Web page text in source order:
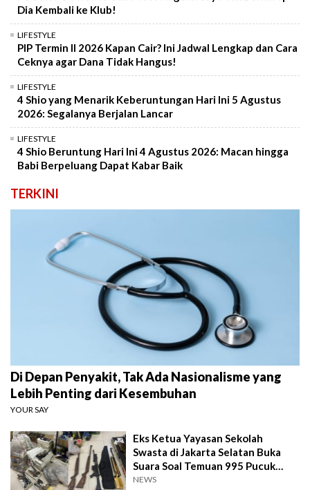
Dia Kembali ke Klub!
LIFESTYLE
PIP Termin II 2026 Kapan Cair? Ini Jadwal Lengkap dan Cara
Ceknya agar Dana Tidak Hangus!
LIFESTYLE
4 Shio yang Menarik Keberuntungan Hari Ini 5 Agustus
2026: Segalanya Berjalan Lancar
LIFESTYLE
4 Shio Beruntung Hari Ini 4 Agustus 2026: Macan hingga
Babi Berpeluang Dapat Kabar Baik
TERKINI
Di Depan Penyakit, Tak Ada Nasionalisme yang
Lebih Penting dari Kesembuhan
YOUR SAY
Eks Ketua Yayasan Sekolah
Swasta di Jakarta Selatan Buka
Suara Soal Temuan 995 Pucuk
Senjata Api
NEWS